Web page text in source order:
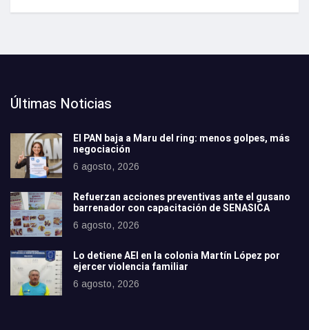
Últimas Noticias
El PAN baja a Maru del ring: menos golpes, más
negociación
6 agosto, 2026
Refuerzan acciones preventivas ante el gusano
barrenador con capacitación de SENASICA
6 agosto, 2026
Lo detiene AEI en la colonia Martín López por
ejercer violencia familiar
6 agosto, 2026